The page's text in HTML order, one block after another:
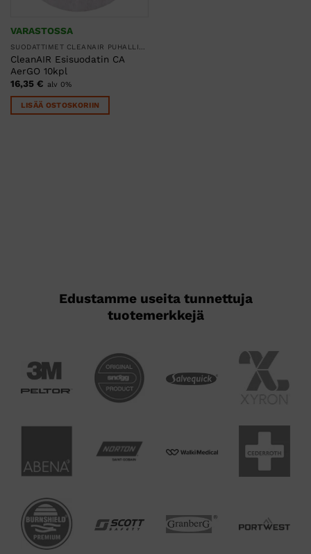
VARASTOSSA
CleanAIR Esisuodatin CA
AerGO 10kpl
16,35 € alv 0%
LISÄÄ OSTOSKORIIN
Edustamme useita tunnettuja
tuotemerkkejä